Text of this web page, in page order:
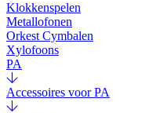
Klokkenspelen
Metallofonen
Orkest Cymbalen
Xylofoons
PA
Accessoires voor PA